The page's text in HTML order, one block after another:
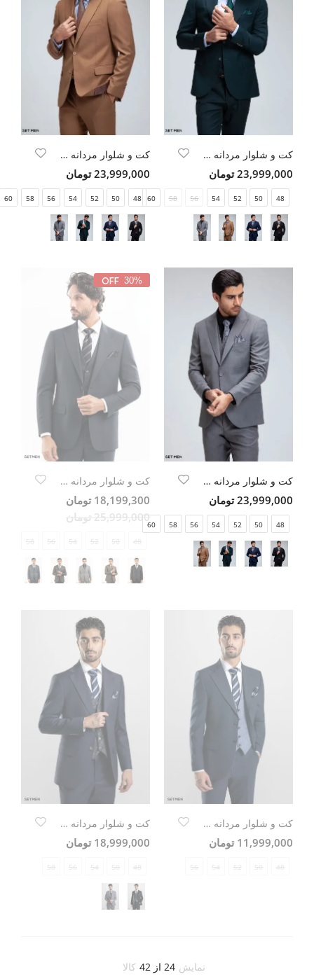
کت و شلوار مردانه سه تکه یقه بلیزر دو دکمه دو چاک
23,999,000 تومان
48
50
52
54
56
58
60
کت و شلوار مردانه سه تکه یقه بلیزر دو دکمه دو چاک
23,999,000 تومان
48
50
52
54
56
58
60
کت و شلوار مردانه سه تکه یقه بلیزر دو دکمه دو چاک
23,999,000 تومان
48
50
52
54
56
58
60
30%
کت و شلوار مردانه DIPLOMAT ELEGANCE
18,199,300 تومان
25,999,000 تومان
48
50
52
54
56
58
کت و شلوار مردانه سه تکه یقه انگلیسی ژیله دورو
11,999,000 تومان
48
50
52
54
56
کت و شلوار مردانه سه تکه یقه انگلیسی ژیله دورو
18,999,000 تومان
48
50
54
56
58
نمایش 24 از 42 کالا